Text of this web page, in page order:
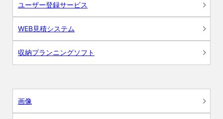
ユーザー登録サービス
WEB見積システム
収納プランニングソフト
画像